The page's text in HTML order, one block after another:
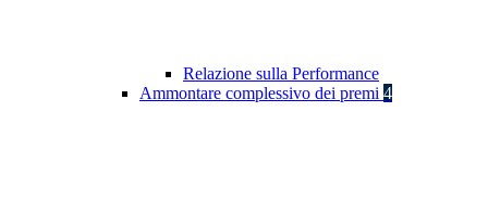
Relazione sulla Performance
Ammontare complessivo dei premi 4